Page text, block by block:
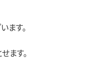
ます。
ます。